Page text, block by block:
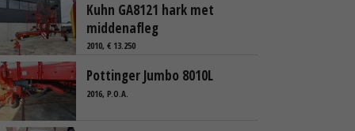
Kuhn GA8121 hark met
middenafleg
2010, € 13.250
Pottinger Jumbo 8010L
2016, P.O.A.